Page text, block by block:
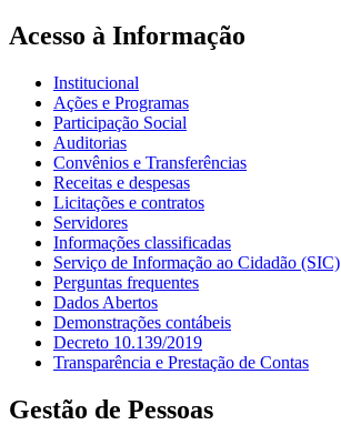
Acesso à Informação
Institucional
Ações e Programas
Participação Social
Auditorias
Convênios e Transferências
Receitas e despesas
Licitações e contratos
Servidores
Informações classificadas
Serviço de Informação ao Cidadão (SIC)
Perguntas frequentes
Dados Abertos
Demonstrações contábeis
Decreto 10.139/2019
Transparência e Prestação de Contas
Gestão de Pessoas